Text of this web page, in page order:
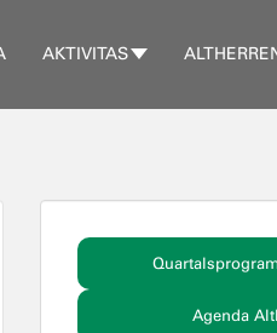
AKTIVITAS
Agenda